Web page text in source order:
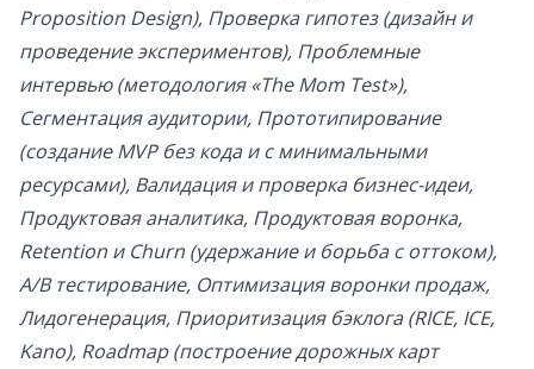
Proposition Design), Проверка гипотез (дизайн и
проведение экспериментов), Проблемные
интервью (методология «The Mom Test»),
Сегментация аудитории, Прототипирование
(создание MVP без кода и с минимальными
ресурсами), Валидация и проверка бизнес-идеи,
Продуктовая аналитика, Продуктовая воронка,
Retention и Churn (удержание и борьба с оттоком),
A/B тестирование, Оптимизация воронки продаж,
Лидогенерация, Приоритизация бэклога (RICE, ICE,
Kano), Roadmap (построение дорожных карт